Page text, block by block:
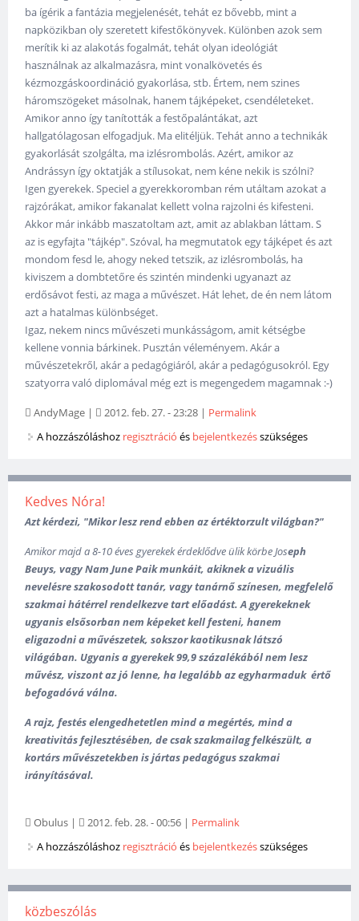
ba ígérik a fantázia megjelenését, tehát ez bővebb, mint a
napközikban oly szeretett kifestőkönyvek. Különben azok sem
merítik ki az alakotás fogalmát, tehát olyan ideológiát
használnak az alkalmazásra, mint vonalkövetés és
kézmozgáskoordináció gyakorlása, stb. Értem, nem szines
háromszögeket másolnak, hanem tájképeket, csendéleteket.
Amikor anno így tanították a festőpalántákat, azt
hallgatólagosan elfogadjuk. Ma elitéljük. Tehát anno a technikák
gyakorlását szolgálta, ma izlésrombolás. Azért, amikor az
Andrássyn így oktatják a stílusokat, nem kéne nekik is szólni?
Igen gyerekek. Speciel a gyerekkoromban rém utáltam azokat a
rajzórákat, amikor fakanalat kellett volna rajzolni és kifesteni.
Akkor már inkább maszatoltam azt, amit az ablakban láttam. S
az is egyfajta "tájkép". Szóval, ha megmutatok egy tájképet és azt
mondom fesd le, ahogy neked tetszik, az izlésrombolás, ha
kiviszem a dombtetőre és szintén mindenki ugyanazt az
erdősávot festi, az maga a művészet. Hát lehet, de én nem látom
azt a hatalmas különbséget.
Igaz, nekem nincs művészeti munkásságom, amit kétségbe
kellene vonnia bárkinek. Pusztán véleményem. Akár a
művészetekről, akár a pedagógiáról, akár a pedagógusokról. Egy
szatyorra való diplomával még ezt is megengedem magamnak :-)
AndyMage | 2012. feb. 27. - 23:28 | Permalink
A hozzászóláshoz regisztráció és bejelentkezésszükséges
Kedves Nóra!
Azt kérdezi, "Mikor lesz rend ebben az értéktorzult világban?"
Amikor majd a 8-10 éves gyerekek érdeklődve ülik körbeJoseph
Beuys, vagy Nam June Paik munkáit, akiknek a vizuális
nevelésre szakosodott tanár, vagy tanárnő színesen, megfelelő
szakmai hátérrel rendelkezve tart előadást. A gyerekeknek
ugyanis elsősorban nem képeket kell festeni, hanem
eligazodni a művészetek, sokszor kaotikusnak látszó
világában. Ugyanis a gyerekek 99,9 százalékából nem lesz
művész, viszont az jó lenne, ha legalább az egyharmaduk értő
befogadóvá válna.
A rajz, festés elengedhetetlen mind a megértés, mind a
kreativitás fejlesztésében, de csak szakmailag felkészült, a
kortárs művészetekben is jártas pedagógus szakmai
irányításával.
Obulus | 2012. feb. 28. - 00:56 | Permalink
A hozzászóláshoz regisztráció és bejelentkezésszükséges
közbeszólás